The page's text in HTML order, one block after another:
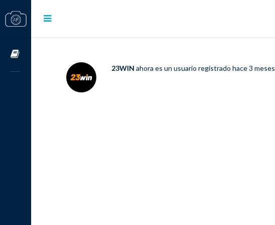
23WIN ahora es un usuario registrado hace 3 meses